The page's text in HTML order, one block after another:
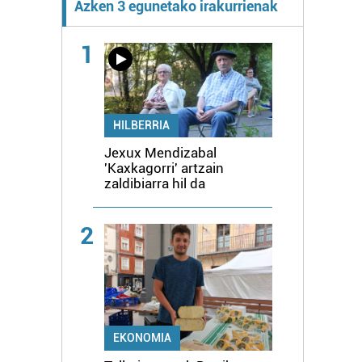
Azken 3 egunetako irakurrienak
1
HILBERRIA
Jexux Mendizabal
'Kaxkagorri' artzain
zaldibiarra hil da
2
EKONOMIA